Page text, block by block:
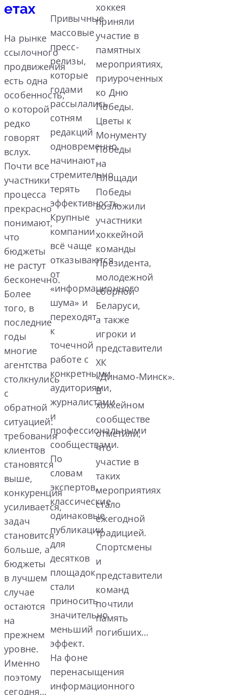
етах
На рынке
ссылочного
продвижения
есть одна
особенность,
о которой
редко
говорят
вслух.
Почти все
участники
процесса
прекрасно
понимают,
что
бюджеты
не растут
бесконечно.
Более
того, в
последние
годы
многие
агентства
столкнулись
с
обратной
ситуацией:
требования
клиентов
становятся
выше,
конкуренция
усиливается,
задач
становится
больше, а
бюджеты
в лучшем
случае
остаются
на
прежнем
уровне.
Именно
поэтому
сегодня…
Привычные
массовые
пресс-
релизы,
которые
годами
рассылались
сотням
редакций
одновременно,
начинают
стремительно
терять
эффективность.
Крупные
компании
всё чаще
отказываются
от
«информационного
шума» и
переходят
к
точечной
работе с
конкретными
аудиториями,
журналистами
и
профессиональными
сообществами.
По
словам
экспертов,
классические
одинаковые
публикации
для
десятков
площадок
стали
приносить
значительно
меньший
эффект.
На фоне
перенасыщения
информационного
хоккея
приняли
участие в
памятных
мероприятиях,
приуроченных
ко Дню
Победы.
Цветы к
Монументу
Победы
на
Площади
Победы
возложили
участники
хоккейной
команды
Президента,
молодежной
сборной
Беларуси,
а также
игроки и
представители
ХК
«Динамо‑Минск».
В
хоккейном
сообществе
отметили,
что
участие в
таких
мероприятиях
стало
ежегодной
традицией.
Спортсмены
и
представители
команд
почтили
память
погибших…